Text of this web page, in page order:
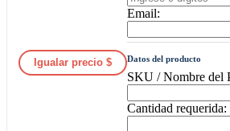
Igualar precio $
Email:
Datos del producto
SKU / Nombre del
Cantidad requerida: